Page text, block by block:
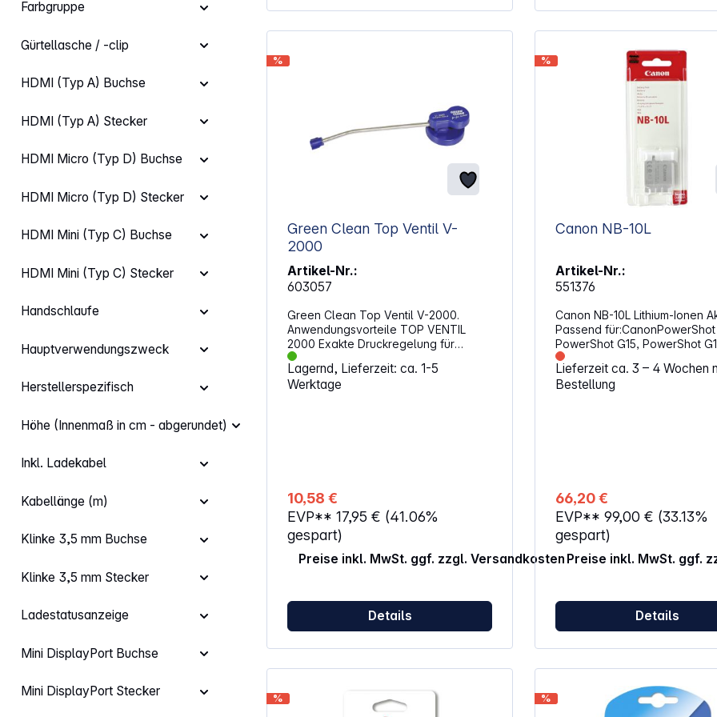
Farbgruppe
Gürtellasche / -clip
HDMI (Typ A) Buchse
HDMI (Typ A) Stecker
HDMI Micro (Typ D) Buchse
HDMI Micro (Typ D) Stecker
HDMI Mini (Typ C) Buchse
HDMI Mini (Typ C) Stecker
Handschlaufe
Hauptverwendungszweck
Herstellerspezifisch
Höhe (Innenmaß in cm - abgerundet)
Inkl. Ladekabel
Kabellänge (m)
Klinke 3,5 mm Buchse
Klinke 3,5 mm Stecker
Ladestatusanzeige
Mini DisplayPort Buchse
Mini DisplayPort Stecker
Aktualisierung der Firmware
Schreibschutzschalter Abmessungen:
%
Green Clean Top Ventil V-
2000
Artikel-Nr.:
603057
Green Clean Top Ventil V-2000.
Anwendungsvorteile TOP VENTIL
2000 Exakte Druckregelung für
wirtschaftliche und punktgenaue
Genauigkeit 360° drehbare Düse für
präzise Einhandbedienung Turbo-
Sparen unnötige Einwegkomponenten
Kann mit anderem Zubehör ergänzt
werden Abblaseventil – geeignet für
die Reinigung aller Arten von
technischen Geräten. Extrem robust
verbesserte Methode spart Zeit durch
bessere Arbeitsvorteile und
verhindert gleichzeitig die
Verwendung unnötiger Einwegteile.
Lagernd, Lieferzeit: ca. 1-5
Werktage
10,58 €
EVP** 17,95 € (41.06%
gespart)
Preise inkl. MwSt. ggf. zzgl. Versandkosten
Details
%
Canon NB-10L
Artikel-Nr.:
551376
Canon NB-10L Lithium-Ionen
Passend für:CanonPowerShot
PowerShot G15, PowerShot
PowerShot G3X, PowerShot
PowerShot SX50 HS,
HS
Lieferzeit ca. 3 – 4 Wochen
Bestellung
66,20 €
EVP** 99,00 € (33.13%
gespart)
Preise inkl. MwSt. ggf.
Details
% %